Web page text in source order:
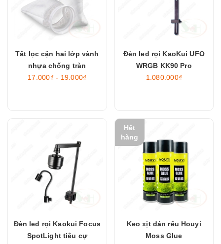
Tất lọc cặn hai lớp vành
nhựa chống tràn
17.000₫ - 19.000₫
Đèn led rọi KaoKui UFO
WRGB KK90 Pro
1.080.000₫
Đèn led rọi Kaokui Focus
SpotLight tiêu cự
Hết
hàng
Keo xịt dán rêu Houyi
Moss Glue